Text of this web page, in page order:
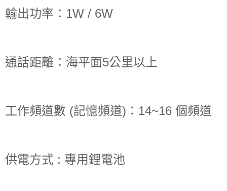
輸出功率：1W / 6W
通話距離：海平面5公里以上
工作頻道數 (記憶頻道)：14~16 個頻道
供電方式 : 專用鋰電池